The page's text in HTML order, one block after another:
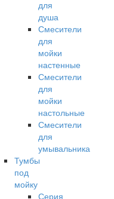
для
душа
Смесители
для
мойки
настенные
Смесители
для
мойки
настольные
Смесители
для
умывальника
Тумбы
под
мойку
Серия